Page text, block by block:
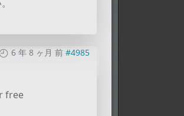
6 年 8 ヶ月 前 #4985
free